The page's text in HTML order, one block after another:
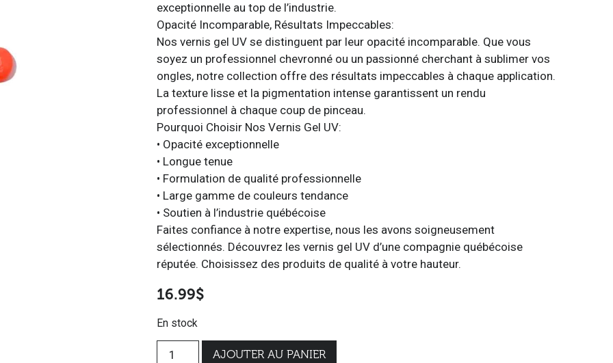
exceptionnelle au top de l’industrie.
Opacité Incomparable, Résultats Impeccables:
Nos vernis gel UV se distinguent par leur opacité incomparable. Que vous
soyez un professionnel chevronné ou un passionné cherchant à sublimer vos
ongles, notre collection offre des résultats impeccables à chaque application.
La texture lisse et la pigmentation intense garantissent un rendu
professionnel à chaque coup de pinceau.
Pourquoi Choisir Nos Vernis Gel UV:
• Opacité exceptionnelle
• Longue tenue
• Formulation de qualité professionnelle
• Large gamme de couleurs tendance
• Soutien à l’industrie québécoise
Faites confiance à notre expertise, nous les avons soigneusement
sélectionnés. Découvrez les vernis gel UV d’une compagnie québécoise
réputée. Choisissez des produits de qualité à votre hauteur.
16.99$
En stock
AJOUTER AU PANIER